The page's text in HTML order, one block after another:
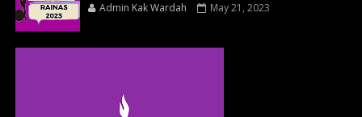
Admin Kak Wardah May 21, 2023